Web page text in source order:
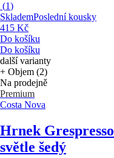
(1)
SklademPoslední kousky
415 Kč
Do košíku
Do košíku
další varianty
+ Objem (2)
Na prodejně
Premium
Costa Nova
Hrnek Grespresso
světle šedý